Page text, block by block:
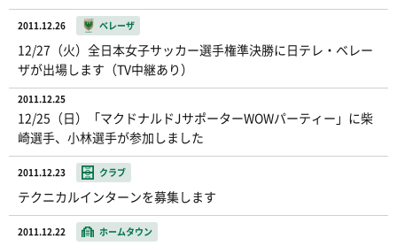
2011.12.26 ベレーザ
12/27（火）全日本女子サッカー選手権準決勝に日テレ・ベレー
ザが出場します（TV中継あり）
2011.12.25
12/25（日）「マクドナルドJサポーターWOWパーティー」に柴
崎選手、小林選手が参加しました
2011.12.23 クラブ
テクニカルインターンを募集します
2011.12.22 ホームタウン